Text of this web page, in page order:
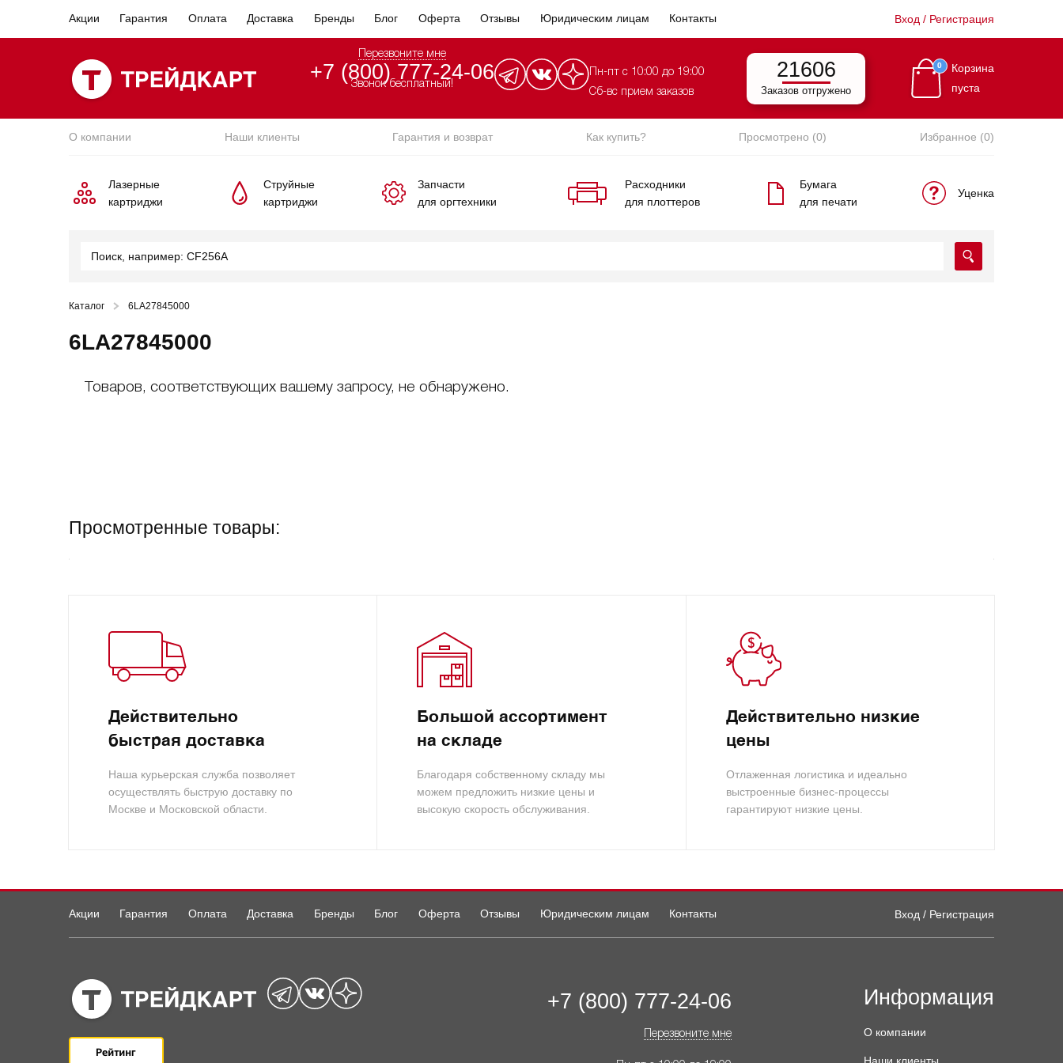
Акции Гарантия Оплата Доставка Бренды Блог Оферта Отзывы Юридическим лицам Контакты Вход / Регистрация
Перезвоните мне
+7 (800) 777-24-06
Звонок бесплатный!
Пн-пт с 10:00 до 19:00
Сб-вс прием заказов
21606
Заказов отгружено
0
Корзина
пуста
О компании Наши клиенты Гарантия и возврат Как купить? Просмотрено (0) Избранное (0)
Лазерные
картриджи
Струйные
картриджи
Запчасти
для оргтехники
Расходники
для плоттеров
Бумага
для печати
Уценка
Каталог 6LA27845000
6LA27845000
Товаров, соответствующих вашему запросу, не обнаружено.
Просмотренные товары:
Действительно
быстрая доставка
Наша курьерская служба позволяет
осуществлять быструю доставку по
Москве и Московской области.
Большой ассортимент
на складе
Благодаря собственному складу мы
можем предложить низкие цены и
высокую скорость обслуживания.
Действительно низкие
цены
Отлаженная логистика и идеально
выстроенные бизнес-процессы
гарантируют низкие цены.
Акции Гарантия Оплата Доставка Бренды Блог Оферта Отзывы Юридическим лицам Контакты Вход / Регистрация
+7 (800) 777-24-06
Перезвоните мне
Информация
О компании